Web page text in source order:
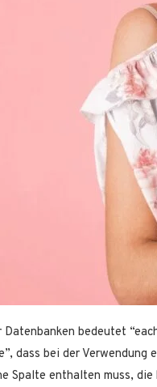
Datenbanken bedeutet
dass bei der Verwendung
Spalte enthalten muss,